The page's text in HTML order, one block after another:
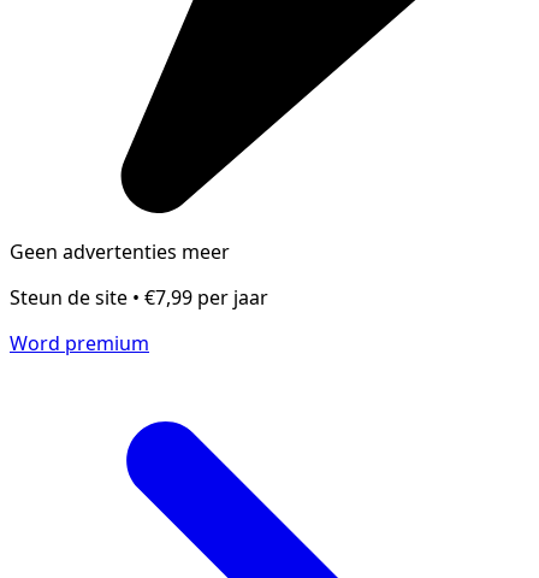
Geen advertenties meer
Steun de site • €7,99 per jaar
Word premium